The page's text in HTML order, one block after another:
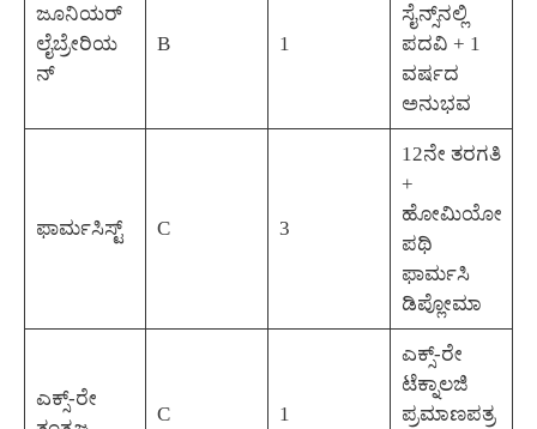
ಜೂನಿಯರ್
ಲೈಬ್ರೇರಿಯ
ನ್
B 1
ಸೈನ್ಸ್‌ನಲ್ಲಿ
ಪದವಿ + 1
ವರ್ಷದ
ಅನುಭವ
ಫಾರ್ಮಸಿಸ್ಟ್ C 3
12ನೇ ತರಗತಿ
+
ಹೋಮಿಯೋ
ಪಥಿ
ಫಾರ್ಮಸಿ
ಡಿಪ್ಲೋಮಾ
ಎಕ್ಸ್-ರೇ
C 1
ಎಕ್ಸ್-ರೇ
ಟೆಕ್ನಾಲಜಿ
ಪ್ರಮಾಣಪತ್ರ